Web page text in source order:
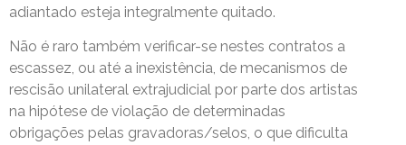
adiantado esteja integralmente quitado.
Não é raro também verificar-se nestes contratos a
escassez, ou até a inexistência, de mecanismos de
rescisão unilateral extrajudicial por parte dos artistas
na hipótese de violação de determinadas
obrigações pelas gravadoras/selos, o que dificulta